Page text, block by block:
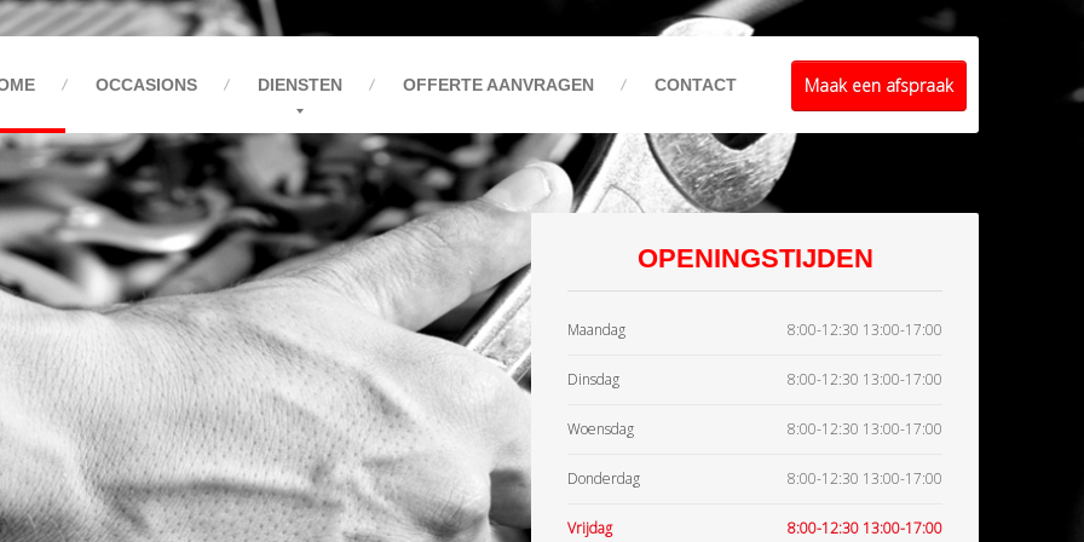
OCCASIONS DIENSTEN OFFERTE AANVRAGEN CONTACT Maak een afspraak
OPENINGSTIJDEN
Maandag 8:00-12:30 13:00-17:00
Dinsdag 8:00-12:30 13:00-17:00
Woensdag 8:00-12:30 13:00-17:00
Donderdag 8:00-12:30 13:00-17:00
Vrijdag 8:00-12:30 13:00-17:00